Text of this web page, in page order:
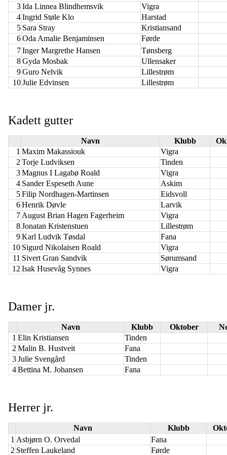
3Ida Linnea Blindhemsvik
Vigra
4Ingrid Støle Klo
Harstad
5 Sara Stray
Kristiansand
6Oda Amalie Benjaminsen
Førde
7Inger Margrethe Hansen
Tønsberg
8Gyda Mosbak
Ullensaker
9Guro Nelvik
Lillestrøm
10Julie Edvinsen Lillestrøm
Kadett gutter
Navn Klubb
1 Maxim Makassiouk
Vigra
2 Torje Ludviksen
Tinden
3Magnus I Lagabø Roald
Vigra
4 Sander Espeseth Aune
Askim
5Filip Nordhagen-Martinsen
Eidsvoll
6Henrik Døvle
Larvik
7 August Brian Hagen Fagerheim
Vigra
8Jonatan Kristenstuen
Lillestrøm
9Karl Ludvik Tøsdal
Fana
10 Sigurd Nikolaisen Roald
Vigra
11 Sivert Gran Sandvik
Sørumsand
12 Isak Husevåg Synnes Vigra
Damer jr.
Navn Klubb Oktober
1 Elin Kristiansen
Tinden
2 Malin B. Hustveit
Fana
3Julie Svengård
Tinden
4Bettina M. Johansen Fana
Herrer jr.
Navn Klubb
1 Asbjørn O. Orvedal
Fana
2 Steffen Laukeland
Førde